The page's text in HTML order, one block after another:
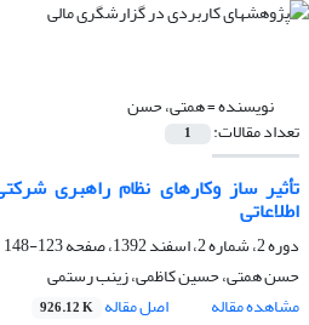
نویسنده =همتی، حسن
تعداد مقالات: 1
تأثیر ساز وکارهای نظام راهبری
اطلاعاتی
دوره 2، شماره 2، اسفند 1392، صفحه
123-148
حسن همتی، حسین کاظمی، زینب رستمی
مشاهده مقاله
اصل مقاله 926.12 K